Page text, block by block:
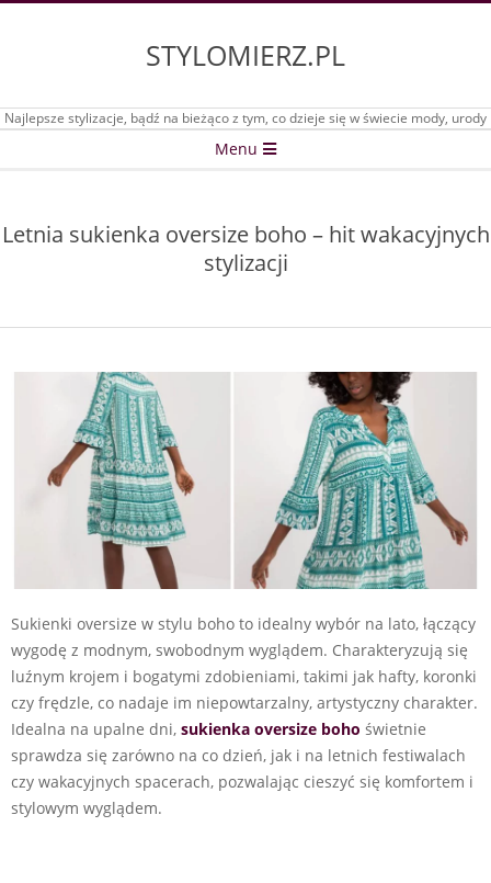
STYLOMIERZ.PL
Najlepsze stylizacje, bądź na bieżąco z tym, co dzieje się w świecie mody, urody
Menu
Letnia sukienka oversize boho – hit wakacyjnych
stylizacji
Sukienki oversize w stylu boho to idealny wybór na lato, łączący
wygodę z modnym, swobodnym wyglądem. Charakteryzują się
luźnym krojem i bogatymi zdobieniami, takimi jak hafty, koronki
czy frędzle, co nadaje im niepowtarzalny, artystyczny charakter.
Idealna na upalne dni, sukienka oversize boho świetnie
sprawdza się zarówno na co dzień, jak i na letnich festiwalach
czy wakacyjnych spacerach, pozwalając cieszyć się komfortem i
stylowym wyglądem.